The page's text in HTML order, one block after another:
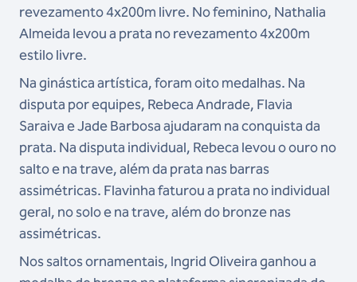
revezamento 4x200m livre. No feminino, Nathalia
Almeida levou a prata no revezamento 4x200m
estilo livre.
Na ginástica artística, foram oito medalhas. Na
disputa por equipes, Rebeca Andrade, Flavia
Saraiva e Jade Barbosa ajudaram na conquista da
prata. Na disputa individual, Rebeca levou o ouro no
salto e na trave, além da prata nas barras
assimétricas. Flavinha faturou a prata no individual
geral, no solo e na trave, além do bronze nas
assimétricas.
Nos saltos ornamentais, Ingrid Oliveira ganhou a